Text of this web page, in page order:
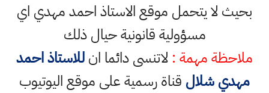
بحيث لا يتحمل موقع الاستاذ احمد مهدي اي
مسؤولية قانونية حيال ذلك
ملاحظة مهمة : لاتنسى دائما انللاستاذ احمد
مهدي شلال قناة رسمية على موقع اليوتيوب